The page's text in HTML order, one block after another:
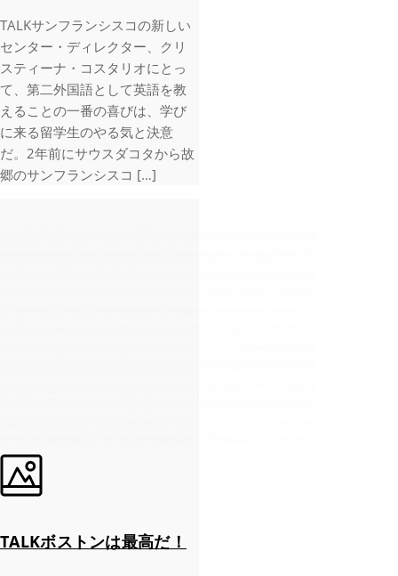
TALKサンフランシスコの新しい
センター・ディレクター、クリ
スティーナ・コスタリオにとっ
て、第二外国語として英語を教
えることの一番の喜びは、学び
に来る留学生のやる気と決意
だ。2年前にサウスダコタから故
郷のサンフランシスコ […]
TALKボストンは最高だ！